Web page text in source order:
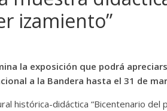
izamiento”
la exposición que podrá
a la Bandera hasta el 31 de
histórica-didáctica “Bicentenario del